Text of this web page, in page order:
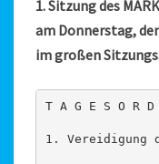
1. Sitzung des
am Donnerstag,
im großen
T A G E S O R
1. Vereidigung